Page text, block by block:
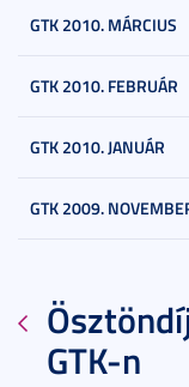
GTK 2010. MÁRCIUS
GTK 2010. FEBRUÁR
GTK 2010. JANUÁR
GTK 2009.
GTK-n